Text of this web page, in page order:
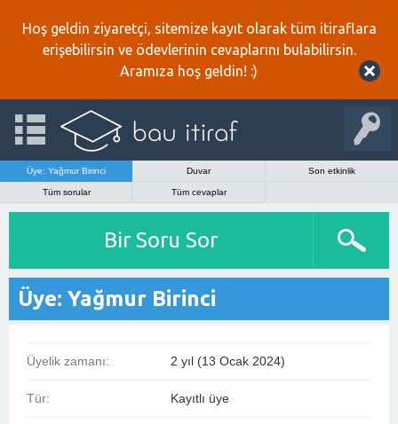
Hoş geldin ziyaretçi, sitemize kayıt olarak tüm itiraflara
erişebilirsin ve ödevlerinin cevaplarını bulabilirsin.
Aramıza hoş geldin! :)
Üye: Yağmur Birinci Duvar Son etkinlik
Tüm sorular Tüm cevaplar
Bir Soru Sor
Üye: Yağmur Birinci
Üyelik zamanı: 2 yıl (13 Ocak 2024)
Tür: Kayıtlı üye